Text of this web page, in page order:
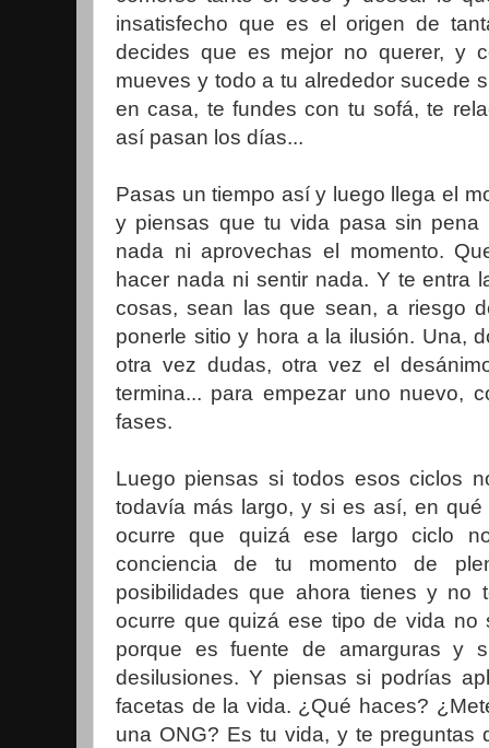
insatisfecho que es el origen de
decides que es mejor no querer, y
mueves y todo a tu alrededor sucede
en casa, te fundes con tu sofá, te
así pasan los días...
Pasas un tiempo así y luego llega el
y piensas que tu vida pasa sin pena
nada ni aprovechas el momento.
hacer nada ni sentir nada. Y te entra
cosas, sean las que sean, a riesgo
ponerle sitio y hora a la ilusión. Una,
otra vez dudas, otra vez el
termina... para empezar uno nuevo,
fases.
Luego piensas si todos esos ciclos
todavía más largo, y si es así, en
ocurre que quizá ese largo ciclo
conciencia de tu momento de
posibilidades que ahora tienes y no
ocurre que quizá ese tipo de vida no
porque es fuente de amarguras y
desilusiones. Y piensas si podrías
facetas de la vida. ¿Qué haces?
una ONG? Es tu vida, y te preguntas